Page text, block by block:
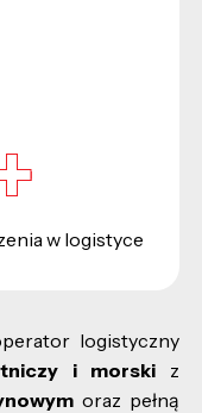
w logistyce
logistyczny
i morski z
oraz pełną